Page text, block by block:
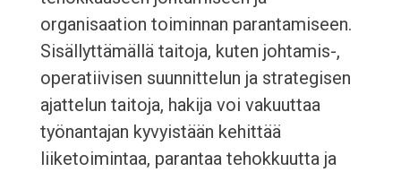
organisaation toiminnan parantamiseen.
Sisällyttämällä taitoja, kuten johtamis-,
operatiivisen suunnittelun ja strategisen
ajattelun taitoja, hakija voi vakuuttaa
työnantajan kyvyistään kehittää
liiketoimintaa, parantaa tehokkuutta ja